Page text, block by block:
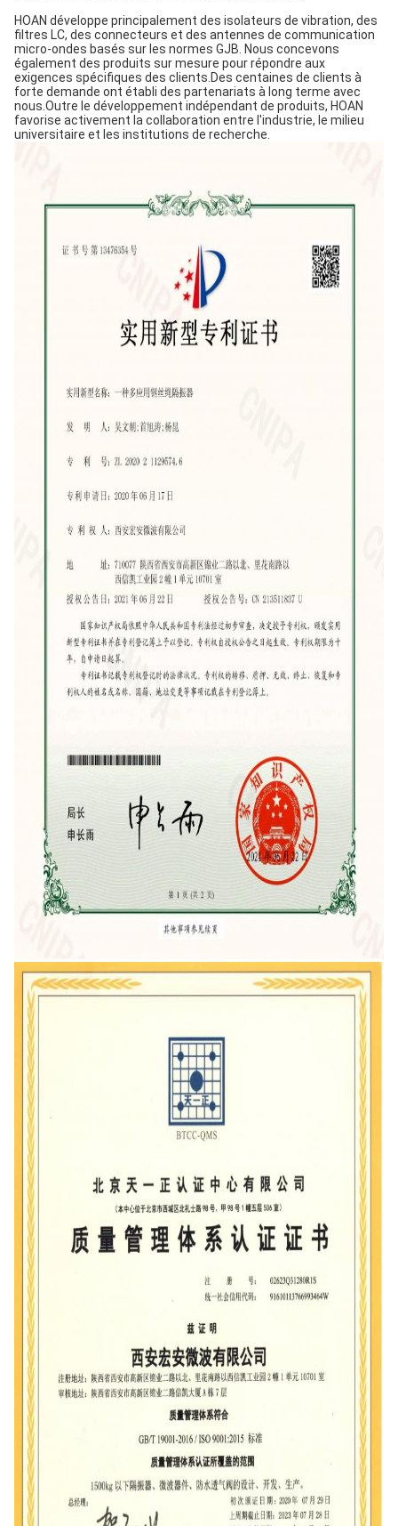
HOAN développe principalement des isolateurs de vibration, des
filtres LC, des connecteurs et des antennes de communication
micro-ondes basés sur les normes GJB. Nous concevons
également des produits sur mesure pour répondre aux
exigences spécifiques des clients.Des centaines de clients à
forte demande ont établi des partenariats à long terme avec
nous.Outre le développement indépendant de produits, HOAN
favorise activement la collaboration entre l'industrie, le milieu
universitaire et les institutions de recherche.